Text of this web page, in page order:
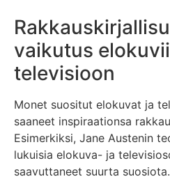
vaikutus
televisioon
Monet suositut elokuvat ja
saaneet inspiraationsa
Esimerkiksi, Jane Austenin
lukuisia elokuva- ja
saavuttaneet suurta